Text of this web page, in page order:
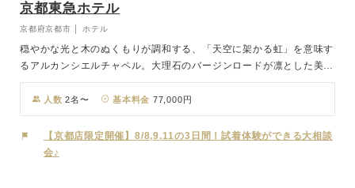
京都東急ホテル
京都府京都市 │ ホテル
穏やかな光と木のぬくもりが調和する、「天空に架かる虹」を意味す
るアルカンシエルチャペル。大理石のバージンロードが凛とした美し
さを際立たせ、やわらかな自然光が祭壇を包み込みます。ホテルなら
ではの行き届いたホスピタリティに見守られながら、ゲストの心に深
く刻まれる厳かで温もりあるセレモニーが叶います。祝宴では、京都
の風土が育んだ上質な食材を用い、フランス料理から和食懐石まで多
彩なコースをご用意。巨匠・三國清三シェフ監修の特別メニューをは
人数 2名〜 基本料金 77,000円
【京都店限定開催】8/8,9,11の3日間！試着体験ができる大相談
会♪